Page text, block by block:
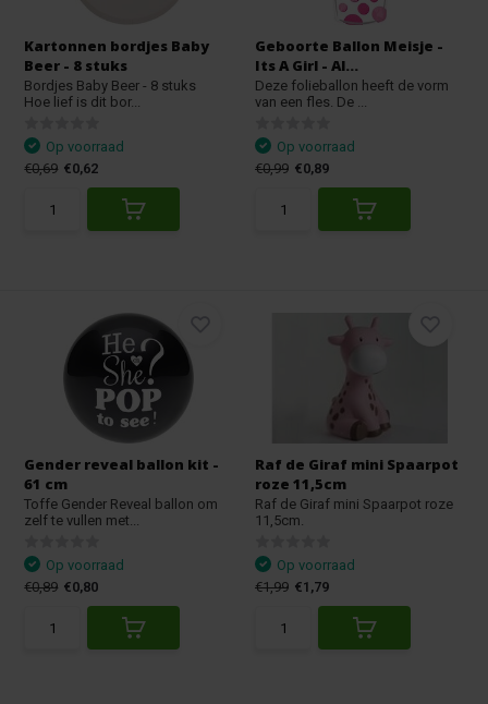
Kartonnen bordjes Baby
Beer - 8 stuks
Bordjes Baby Beer - 8 stuks
Hoe lief is dit bor...
Op voorraad
€0,69 €0,62
Geboorte Ballon Meisje -
Its A Girl - Al...
Deze folieballon heeft de vorm
van een fles. De ...
Op voorraad
€0,99 €0,89
Gender reveal ballon kit -
61 cm
Toffe Gender Reveal ballon om
zelf te vullen met...
Op voorraad
€0,89 €0,80
Raf de Giraf mini Spaarpot
roze 11,5cm
Raf de Giraf mini Spaarpot roze
11,5cm.
Op voorraad
€1,99 €1,79